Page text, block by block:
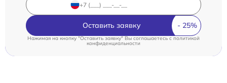
Оставить заявку
Нажимая на кнопку "Оставить заявку" Вы соглашаетесь c политикой
конфиденциальности